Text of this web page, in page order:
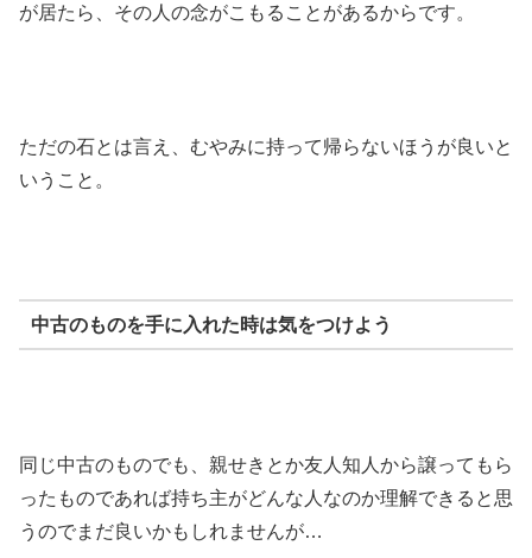
が居たら、その人の念がこもることがあるからです。
ただの石とは言え、むやみに持って帰らないほうが良いと
いうこと。
中古のものを手に入れた時は気をつけよう
同じ中古のものでも、親せきとか友人知人から譲ってもら
ったものであれば持ち主がどんな人なのか理解できると思
うのでまだ良いかもしれませんが…